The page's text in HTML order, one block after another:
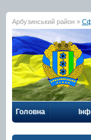
Арбузинський район »
Головна